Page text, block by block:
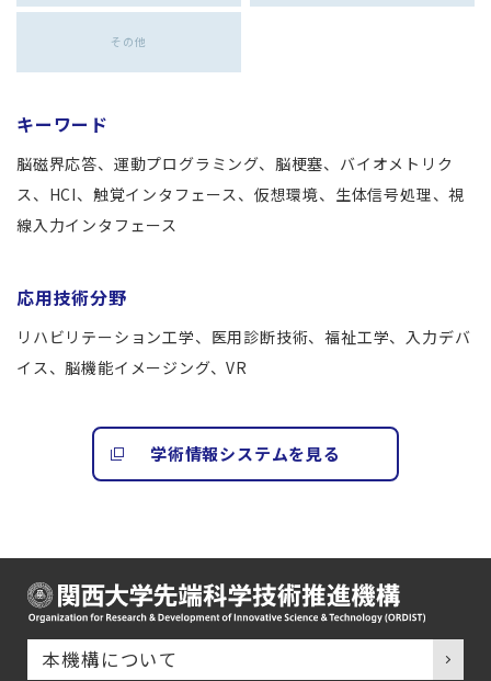
その他
キーワード
脳磁界応答、運動プログラミング、脳梗塞、バイオメトリク
ス、HCI、触覚インタフェース、仮想環境、生体信号処理、視
線入力インタフェース
応用技術分野
リハビリテーション工学、医用診断技術、福祉工学、入力デバ
イス、脳機能イメージング、VR
学術情報システムを見る
本機構について